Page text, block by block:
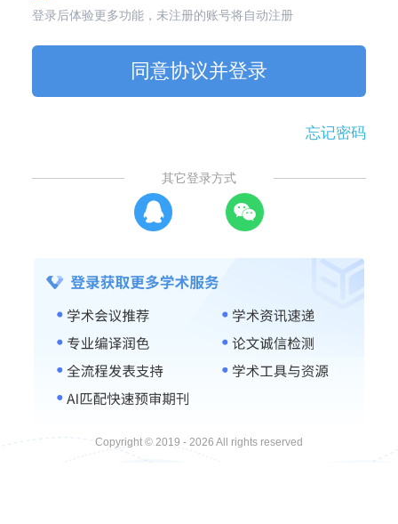
登录后体验更多功能，未注册的账号将自动注册
同意协议并登录
忘记密码
其它登录方式
Copyright © 2019 - 2026 All rights reserved